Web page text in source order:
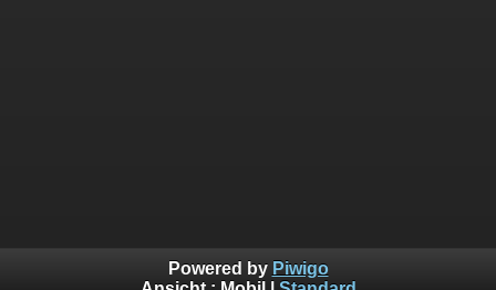
Powered by Piwigo